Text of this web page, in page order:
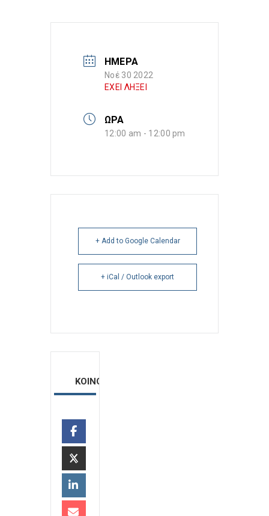
ΗΜΕΡΑ
Νοέ 30 2022
ΕΧΕΙ ΛΗΞΕΙ
ΩΡΑ
12:00 am - 12:00 pm
+ Add to Google Calendar
+ iCal / Outlook export
ΚΟΙΝΟΠΟΙΗΣΗ